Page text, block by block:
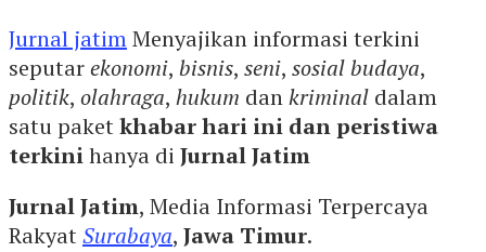
Jurnal jatimMenyajikan informasi terkini
seputarekonomi, bisnis, seni, sosial budaya,
politik, olahraga, hukum dankriminal dalam
satu paketkhabar hari ini dan peristiwa
terkinihanya di Jurnal Jatim
Jurnal Jatim, Media Informasi Terpercaya
RakyatSurabaya, Jawa Timur.